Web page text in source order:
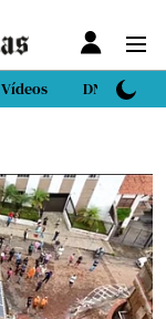
Vídeos DN Sport